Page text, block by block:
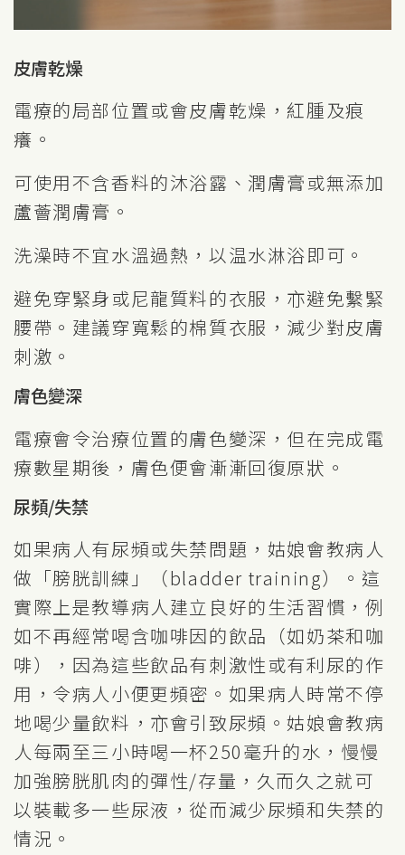
皮膚乾燥
電療的局部位置或會皮膚乾燥，紅腫及痕
癢。
可使用不含香料的沐浴露、潤膚膏或無添加
蘆薈潤膚膏。
洗澡時不宜水溫過熱，以温水淋浴即可。
避免穿緊身或尼龍質料的衣服，亦避免繫緊
腰帶。建議穿寬鬆的棉質衣服，減少對皮膚
刺激。
膚色變深
電療會令治療位置的膚色變深，但在完成電
療數星期後，膚色便會漸漸回復原狀。
尿頻/失禁
如果病人有尿頻或失禁問題，姑娘會教病人
做「膀胱訓練」（bladder training）。這
實際上是教導病人建立良好的生活習慣，例
如不再經常喝含咖啡因的飲品（如奶茶和咖
啡），因為這些飲品有刺激性或有利尿的作
用，令病人小便更頻密。如果病人時常不停
地喝少量飲料，亦會引致尿頻。姑娘會教病
人每兩至三小時喝一杯250毫升的水，慢慢
加強膀胱肌肉的彈性/存量，久而久之就可
以裝載多一些尿液，從而減少尿頻和失禁的
情況。